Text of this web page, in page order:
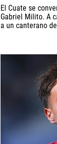
El Cuate se
Gabriel Milito. A
a un canterano